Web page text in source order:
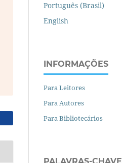
Português (Brasil)
English
INFORMAÇÕES
Para Leitores
Para Autores
Para Bibliotecários